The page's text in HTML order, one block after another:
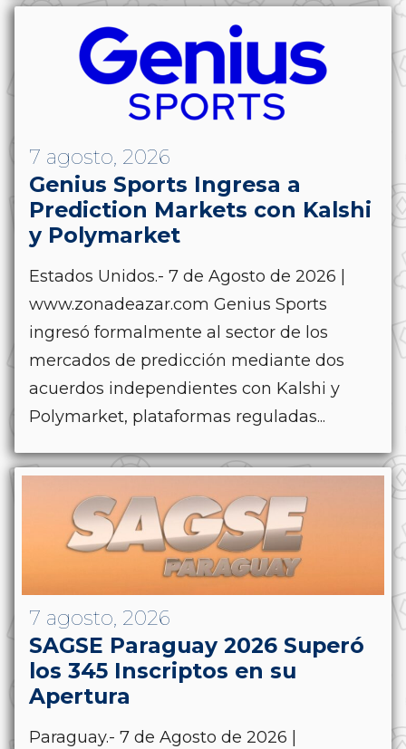
7 agosto, 2026
Genius Sports Ingresa a
Prediction Markets con Kalshi
y Polymarket
Estados Unidos.- 7 de Agosto de 2026 |
www.zonadeazar.com Genius Sports
ingresó formalmente al sector de los
mercados de predicción mediante dos
acuerdos independientes con Kalshi y
Polymarket, plataformas reguladas...
7 agosto, 2026
SAGSE Paraguay 2026 Superó
los 345 Inscriptos en su
Apertura
Paraguay.- 7 de Agosto de 2026 |